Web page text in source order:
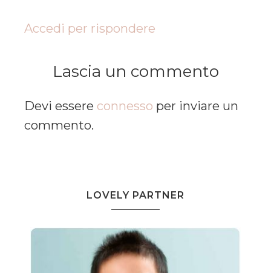
Accedi per rispondere
Lascia un commento
Devi essere connesso per inviare un
commento.
LOVELY PARTNER